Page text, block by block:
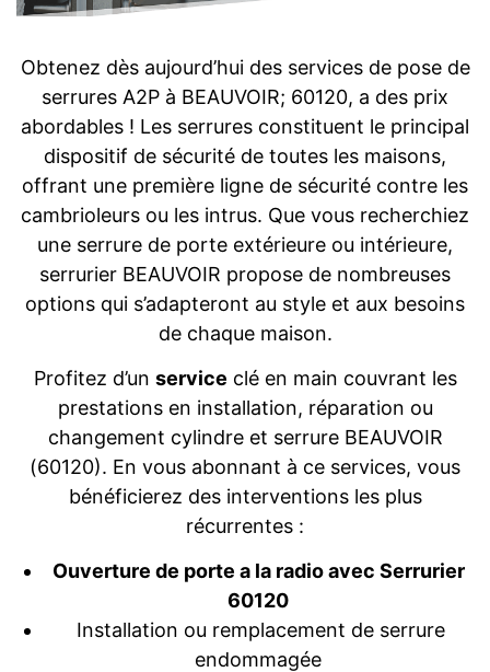
Obtenez dès aujourd’hui des services de pose de
serrures A2P à BEAUVOIR; 60120, a des prix
abordables ! Les serrures constituent le principal
dispositif de sécurité de toutes les maisons,
offrant une première ligne de sécurité contre les
cambrioleurs ou les intrus. Que vous recherchiez
une serrure de porte extérieure ou intérieure,
serrurier BEAUVOIR propose de nombreuses
options qui s’adapteront au style et aux besoins
de chaque maison.
Profitez d’un service clé en main couvrant les
prestations en installation, réparation ou
changement cylindre et serrure BEAUVOIR
(60120). En vous abonnant à ce services, vous
bénéficierez des interventions les plus
récurrentes :
Ouverture de porte a la radio avec Serrurier
60120
Installation ou remplacement de serrure
endommagée